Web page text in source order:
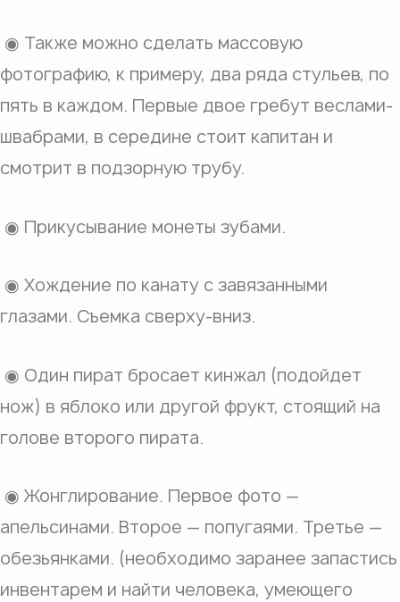
◉ Также можно сделать массовую
фотографию, к примеру, два ряда стульев, по
пять в каждом. Первые двое гребут веслами-
швабрами, в середине стоит капитан и
смотрит в подзорную трубу.
◉ Прикусывание монеты зубами.
◉ Хождение по канату с завязанными
глазами. Съемка сверху-вниз.
◉ Один пират бросает кинжал (подойдет
нож) в яблоко или другой фрукт, стоящий на
голове второго пирата.
◉ Жонглирование. Первое фото —
апельсинами. Второе — попугаями. Третье —
обезьянками. (необходимо заранее запастись
инвентарем и найти человека, умеющего